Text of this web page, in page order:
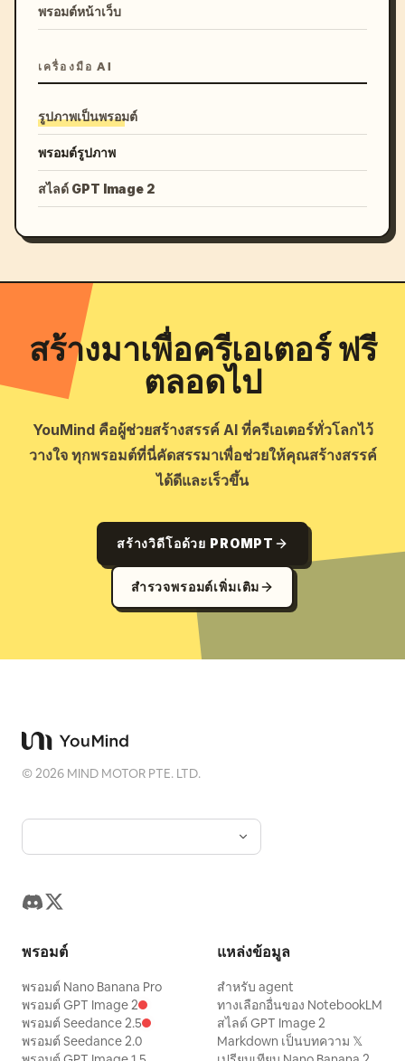
พรอมต์หน้าเว็บ
เครื่องมือ AI
รูปภาพเป็นพรอมต์
พรอมต์รูปภาพ
สไลด์ GPT Image 2
สร้างมาเพื่อครีเอเตอร์ ฟรี
ตลอดไป
YouMind คือผู้ช่วยสร้างสรรค์ AI ที่ครีเอเตอร์ทั่วโลกไว้
วางใจ ทุกพรอมต์ที่นี่คัดสรรมาเพื่อช่วยให้คุณสร้างสรรค์
ได้ดีและเร็วขึ้น
สร้างวิดีโอด้วย PROMPT
สำรวจพรอมต์เพิ่มเติม
©2026 MIND MOTOR PTE. LTD.
พรอมต์
พรอมต์ Nano Banana Pro
พรอมต์ GPT Image 2
พรอมต์ Seedance 2.5
พรอมต์ Seedance 2.0
แหล่งข้อมูล
สำหรับ agent
ทางเลือกอื่นของ NotebookLM
สไลด์ GPT Image 2
Markdown เป็นบทความ 𝕏